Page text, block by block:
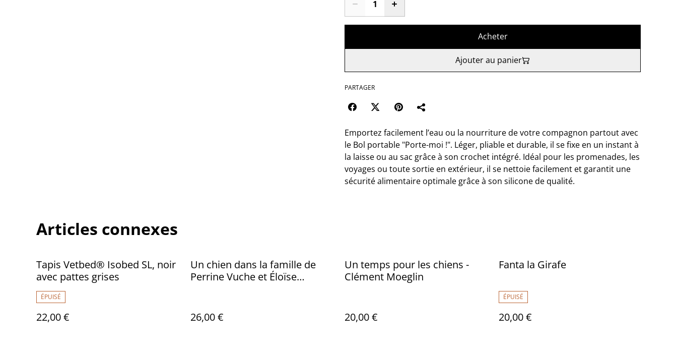
Acheter
Ajouter au panier
PARTAGER
Emportez facilement l’eau ou la nourriture de votre compagnon partout avec
le Bol portable "Porte-moi !". Léger, pliable et durable, il se fixe en un instant à
la laisse ou au sac grâce à son crochet intégré. Idéal pour les promenades, les
voyages ou toute sortie en extérieur, il se nettoie facilement et garantit une
sécurité alimentaire optimale grâce à son silicone de qualité.
Articles connexes
Tapis Vetbed® Isobed SL, noir
avec pattes grises
ÉPUISÉ
22,00 €
Un chien dans la famille de
Perrine Vuche et Éloïse
26,00 €
Un temps pour les chiens -
Clément Moeglin
20,00 €
Fanta la Girafe
ÉPUISÉ
20,00 €